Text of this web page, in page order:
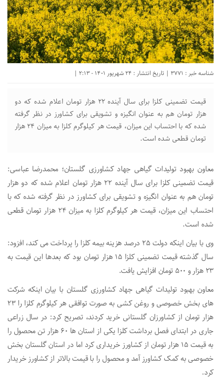
شناسه خبر : 3771 | تاریخ انتشار : 24 شهریور 1401 - 2:13 |
قیمت تضمینی کلزا برای سال آینده ۲۲ هزار تومان اعلام شده که دو
هزار تومان هم به عنوان انگیزه و تشویقی برای کشاورز در نظر گرفته
شده که با احتساب این میزان، قیمت هر کیلوگرم کلزا به میزان ۲۴ هزار
تومان قطعی شده است.
معاون بهبود تولیدات گیاهی جهاد کشاورزی گلستان؛ محمدرضا عباسی:
قیمت تضمینی کلزا برای سال آینده ۲۲ هزار تومان اعلام شده که دو هزار
تومان هم به عنوان انگیزه و تشویقی برای کشاورز در نظر گرفته شده که با
احتساب این میزان، قیمت هر کیلوگرم کلزا به میزان ۲۴ هزار تومان قطعی
شده است.
وی با بیان اینکه دولت ۲۵ درصد هزینه بیمه کلزا را پرداخت می کند، افزود:
سال گذشته قیمت تضمینی کلزا ۱۵ هزار تومان بود که بعدها این قیمت به
۲۳ هزار و ۵۰۰ تومان افزایش یافت.
معاون بهبود تولیدات گیاهی جهاد کشاورزی گلستان با بیان اینکه شرکت
های بخش خصوصی و روغن کشی به صورت توافقی هر کیلوگرم کلزا را ۲۳
هزار تومان از کشاورزان گلستانی خرید کردند، تصریح کرد: در سال زراعی
جاری در ابتدای فصل برداشت کلزا یکی از استان ها ۶۰ هزار تن محصول را
به قیمت ۱۵ هزار تومان از کشاورز خریداری کرد اما در استان گلستان بخش
خصوصی به کمک کشاورز آمد و محصول را با قیمت بالاتر از کشاورز خریدار
کرد.